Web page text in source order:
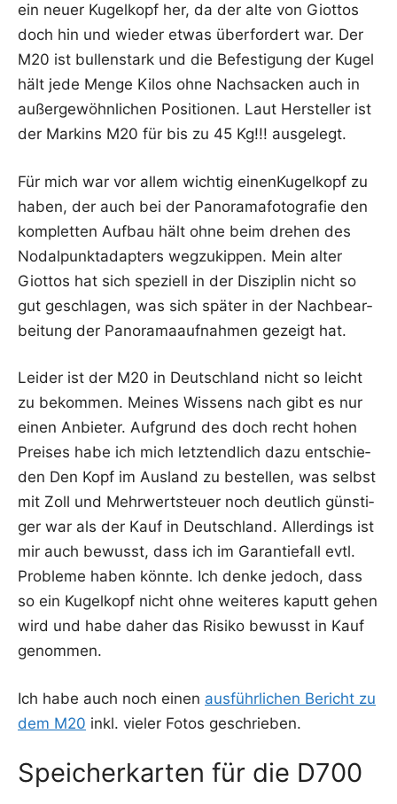
ein neu­er Kugel­kopf her, da der alte von Giot­tos
doch hin und wie­der etwas über­for­dert war. Der
M20 ist bul­len­stark und die Befes­ti­gung der Kugel
hält jede Men­ge Kilos ohne Nach­sa­cken auch in
außer­ge­wöhn­li­chen Posi­tio­nen. Laut Her­stel­ler ist
der Mar­kins M20 für bis zu 45 Kg!!! ausgelegt.
Für mich war vor allem wich­tig einen­Ku­gel­kopf zu
haben, der auch bei der Pan­ora­ma­fo­to­gra­fie den
kom­plet­ten Auf­bau hält ohne beim dre­hen des
Nodal­punkt­ad­ap­ters weg­zu­kip­pen. Mein alter
Giot­tos hat sich spe­zi­ell in der Dis­zi­plin nicht so
gut geschla­gen, was sich spä­ter in der Nach­be­ar­
bei­tung der Pan­ora­ma­auf­nah­men gezeigt hat.
Lei­der ist der M20 in Deutsch­land nicht so leicht
zu bekom­men. Mei­nes Wis­sens nach gibt es nur
einen Anbie­ter. Auf­grund des doch recht hohen
Prei­ses habe ich mich letzt­end­lich dazu ent­schie­
den Den Kopf im Aus­land zu bestel­len, was selbst
mit Zoll und Mehr­wert­steu­er noch deut­lich güns­ti­
ger war als der Kauf in Deutsch­land. Aller­dings ist
mir auch bewusst, dass ich im Garan­tie­fall evtl.
Pro­ble­me haben könn­te. Ich den­ke jedoch, dass
so ein Kugel­kopf nicht ohne wei­te­res kaputt gehen
wird und habe daher das Risi­ko bewusst in Kauf
genommen.
Ich habe auch noch einen aus­führ­li­chen Bericht zu
dem M20 inkl. vie­ler Fotos geschrieben.
Speicherkarten für die D700